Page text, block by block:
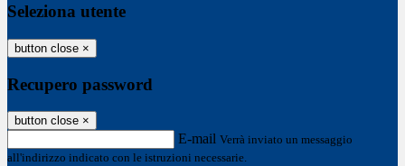
Seleziona utente
button close ×
Recupero password
button close ×
E-mail Verrà inviato un messaggio
all'indirizzo indicato con le istruzioni necessarie.